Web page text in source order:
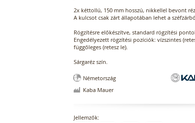
2x kéttollú, 150 mm hosszú, nikkellel bevont
A kulcsot csak zárt állapotában lehet a
Rögzítésre előkészítve, standard rögzítési
Engedélyezett rögzítési pozíciók: vízszintes
függőleges (retesz le).
Sárgaréz szín.
Németország
Kaba Mauer
Jellemzők: